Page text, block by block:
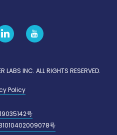
LABS INC. ALL RIGHTS RESERVED.
Policy
号
号